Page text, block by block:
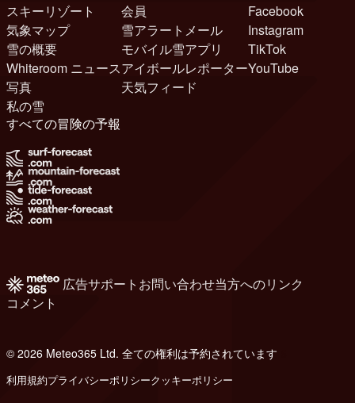
スキーリゾート
気象マップ
雪の概要
Whiteroom ニュース
写真
私の雪
会員
雪アラートメール
モバイル雪アプリ
アイボールレポーター
天気フィード
Facebook
Instagram
TikTok
YouTube
すべての冒険の予報
広告サポート お問い合わせ当方へのリンク
コメント
© 2026 Meteo365 Ltd. 全ての権利は予約されています
利用規約プライバシーポリシークッキーポリシー